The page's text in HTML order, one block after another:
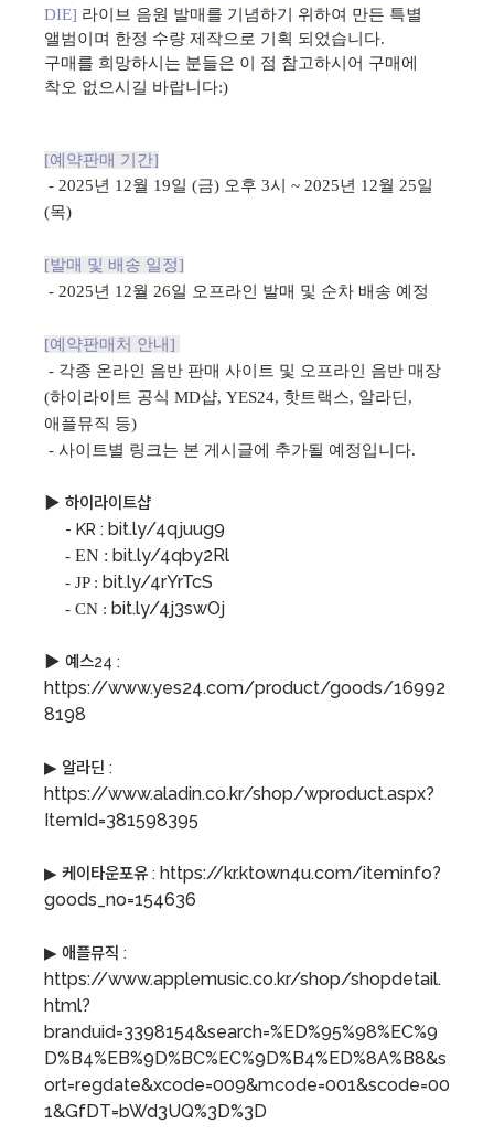
DIE] 라이브 음원 발매를 기념하기 위하여 만든 특별
앨범이며 한정 수량 제작으로 기획 되었습니다.
구매를 희망하시는 분들은 이 점 참고하시어 구매에
착오 없으시길 바랍니다:)
[예약판매 기간]
- 2025년 12월 19일 (금) 오후 3시 ~ 2025년 12월 25일
(목)
[발매 및 배송 일정]
- 2025년 12월 26일 오프라인 발매 및 순차 배송 예정
[예약판매처 안내]
- 각종 온라인 음반 판매 사이트 및 오프라인 음반 매장
(하이라이트 공식 MD샵, YES24, 핫트랙스, 알라딘,
애플뮤직 등)
- 사이트별 링크는 본 게시글에 추가될 예정입니다.
▶ 하이라이트샵
- KR : bit.ly/4qjuug9
- EN : bit.ly/4qby2Rl
- JP : bit.ly/4rYrTcS
- CN : bit.ly/4j3swOj
▶ 예스24 :
https://www.yes24.com/product/goods/16992
8198
▶ 알라딘 :
https://www.aladin.co.kr/shop/wproduct.aspx?
ItemId=381598395
▶ 케이타운포유 : https://kr.ktown4u.com/iteminfo?
goods_no=154636
▶ 애플뮤직 :
https://www.applemusic.co.kr/shop/shopdetail.
html?
branduid=3398154&search=%ED%95%98%EC%9
D%B4%EB%9D%BC%EC%9D%B4%ED%8A%B8&s
ort=regdate&xcode=009&mcode=001&scode=00
1&GfDT=bWd3UQ%3D%3D